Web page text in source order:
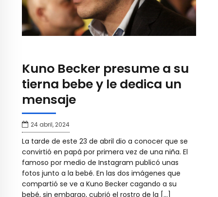
Kuno Becker presume a su
tierna bebe y le dedica un
mensaje
24 abril, 2024
La tarde de este 23 de abril dio a conocer que se
convirtió en papá por primera vez de una niña. El
famoso por medio de Instagram publicó unas
fotos junto a la bebé. En las dos imágenes que
compartió se ve a Kuno Becker cagando a su
bebé, sin embargo, cubrió el rostro de la […]